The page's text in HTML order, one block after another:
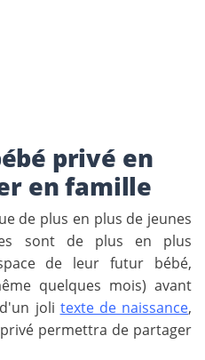
privé en
en famille
de plus en plus de jeunes
sont de plus en plus
de leur futur bébé,
quelques mois) avant
joli texte de naissance,
permettra de partager